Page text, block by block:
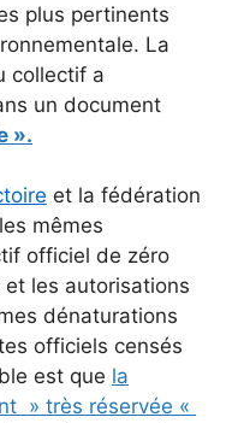
plus pertinents
La
collectif a
un document
».
et la fédération
mêmes
officiel de zéro
les autorisations
dénaturations
officiels censés
est que la
» très réservée «